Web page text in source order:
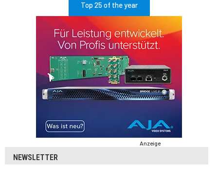
Top 25 of the year
Anzeige
NEWSLETTER